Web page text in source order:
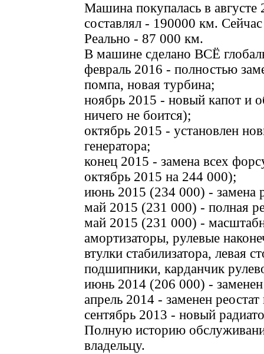
Машина покупалась в
составлял - 190000 км.
Реально - 87 000 км.
В машине сделано ВСЁ
февраль 2016 - полностью
помпа, новая турбина;
ноябрь 2015 - новый капот и
ничего не боится);
октябрь 2015 - установлен
генератора;
конец 2015 - замена всех
октябрь 2015 на 244 000);
июнь 2015 (234 000) - замена
май 2015 (231 000) - полная
май 2015 (231 000) -
амортизаторы, рулевые
втулки стабилизатора, левая
подшипники, карданчик
июнь 2014 (206 000) -
апрель 2014 - заменен реостат
сентябрь 2013 - новый
Полную историю
владельцу.